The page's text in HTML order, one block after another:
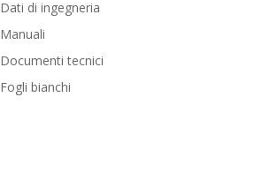
Dati di ingegneria
Manuali
Documenti tecnici
Fogli bianchi